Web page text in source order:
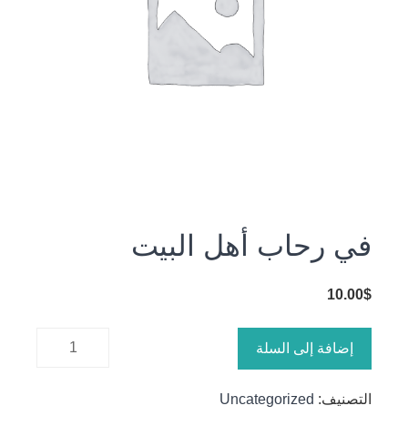
في رحاب أهل البيت
10.00$
كمية في
إضافة إلى السلة
التصنيف: Uncategorized